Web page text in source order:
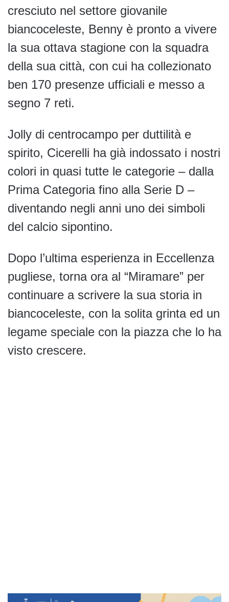
cresciuto nel settore giovanile
biancoceleste, Benny è pronto a vivere
la sua ottava stagione con la squadra
della sua città, con cui ha collezionato
ben 170 presenze ufficiali e messo a
segno 7 reti.
Jolly di centrocampo per duttilità e
spirito, Cicerelli ha già indossato i nostri
colori in quasi tutte le categorie – dalla
Prima Categoria fino alla Serie D –
diventando negli anni uno dei simboli
del calcio sipontino.
Dopo l’ultima esperienza in Eccellenza
pugliese, torna ora al “Miramare” per
continuare a scrivere la sua storia in
biancoceleste, con la solita grinta ed un
legame speciale con la piazza che lo ha
visto crescere.